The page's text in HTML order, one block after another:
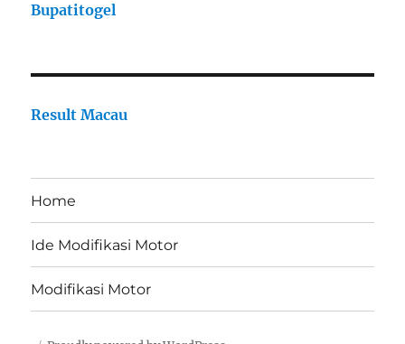
Bupatitogel
Result Macau
Home
Ide Modifikasi Motor
Modifikasi Motor